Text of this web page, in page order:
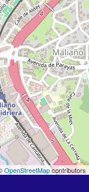
OpenStreetMapcontributors